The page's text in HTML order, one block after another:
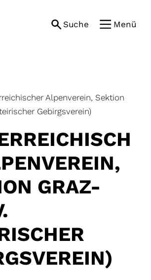
Suche Menü
Alpenverein, Sektion
Gebirgsverein)
GRAZ-